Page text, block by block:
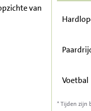
van
Voetbal
* Tijden zijn